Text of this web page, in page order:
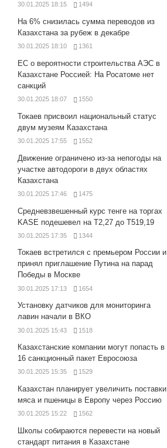
30.01.2025 18:15 1494
На 6% снизилась сумма переводов из
Казахстана за рубеж в декабре
30.01.2025 18:10 1361
ЕС о вероятности строительства АЭС в
Казахстане Россией: На Росатоме нет
санкций
30.01.2025 18:07 1550
Токаев присвоил национальный статус
двум музеям Казахстана
30.01.2025 17:55 1552
Движение ограничено из-за непогоды на
участке автодороги в двух областях
Казахстана
30.01.2025 17:46 1475
Средневзвешенный курс тенге на торгах
KASE подешевел на Т2,27 до Т519,19
30.01.2025 17:35 1344
Токаев встретился с премьером России и
принял приглашение Путина на парад
Победы в Москве
30.01.2025 17:13 1654
Установку датчиков для мониторинга
лавин начали в ВКО
30.01.2025 15:43 1518
Казахстанские компании могут попасть в
16 санкционный пакет Евросоюза
30.01.2025 15:35 1529
Казахстан планирует увеличить поставки
мяса и пшеницы в Европу через Россию
30.01.2025 15:22 1562
Школы собираются перевести на новый
стандарт питания в Казахстане